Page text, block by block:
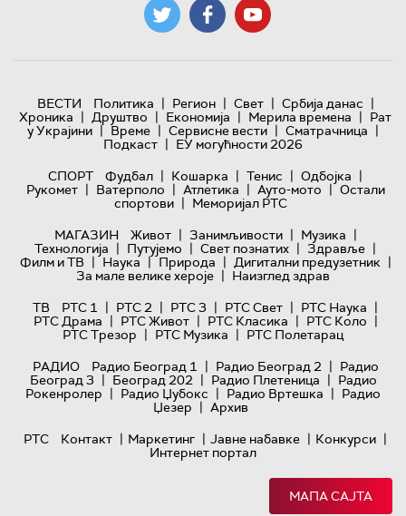
ВЕСТИ Политика | Регион | Свет | Србија данас |
Хроника | Друштво | Економија | Мерила времена | Рат
у Украјини | Време | Сервисне вести | Сматрачница |
Подкаст | ЕУ могућности 2026
СПОРТ
Фудбал | Кошарка | Тенис | Одбојка |
Рукомет | Ватерполо | Атлетика | Ауто-мото | Остали
спортови | Меморијал РТС
МАГАЗИН
Живот | Занимљивости | Музика |
Технологијa | Путујемо | Свет познатих | Здравље |
Филм и ТВ | Наука | Природа | Дигитални предузетник |
За мале велике хероје | Наизглед здрав
ТВ
РТС 1 | РТС 2 | РТС 3 | РТС Свет | РТС Наука |
РТС Драма | РТС Живот | РТС Класика | РТС Коло |
РТС Трезор | РТС Музика | РТС Полетарац
РАДИО
Радио Београд 1 | Радио Београд 2 | Радио
Београд 3 | Београд 202 | Радио Плетеница | Радио
Рокенролер | Радио Џубокс | Радио Вртешка | Радио
Џезер | Архив
РТС
Контакт | Маркетинг | Јавне набавке | Конкурси |
Интернет портал
МАПА САЈТА